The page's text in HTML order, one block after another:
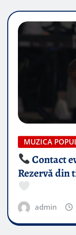
MUZICA
Contact
Rezervă din
admin